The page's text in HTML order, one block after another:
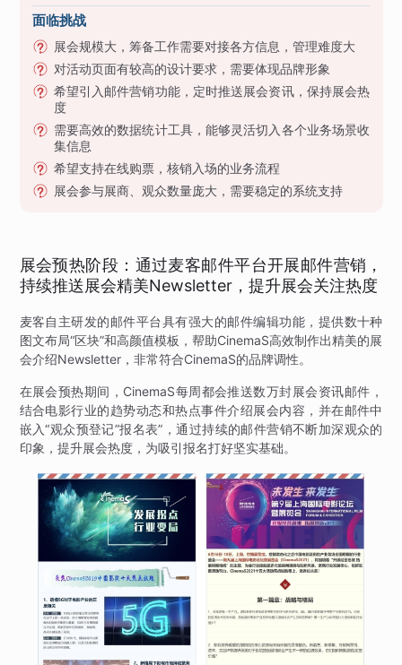
面临挑战
展会规模大，筹备工作需要对接各方信息，管理难度大
对活动页面有较高的设计要求，需要体现品牌形象
希望引入邮件营销功能，定时推送展会资讯，保持展会热
度
需要高效的数据统计工具，能够灵活切入各个业务场景收
集信息
希望支持在线购票，核销入场的业务流程
展会参与展商、观众数量庞大，需要稳定的系统支持
展会预热阶段：通过麦客邮件平台开展邮件营销，
持续推送展会精美Newsletter，提升展会关注热度
麦客自主研发的邮件平台具有强大的邮件编辑功能，提供数十种
图文布局“区块”和高颜值模板，帮助CinemaS高效制作出精美的展
会介绍Newsletter，非常符合CinemaS的品牌调性。
在展会预热期间，CinemaS每周都会推送数万封展会资讯邮件，
结合电影行业的趋势动态和热点事件介绍展会内容，并在邮件中
嵌入“观众预登记”报名表”，通过持续的邮件营销不断加深观众的
印象，提升展会热度，为吸引报名打好坚实基础。